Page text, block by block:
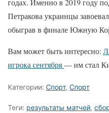
годах. Именно в 2019 году
Петракова украинцы
обыграв в финале Южную
Вам может быть интересно:
игрока сентября— им стал
Категории: Спорт, Спорт
Теги: результаты матчей,